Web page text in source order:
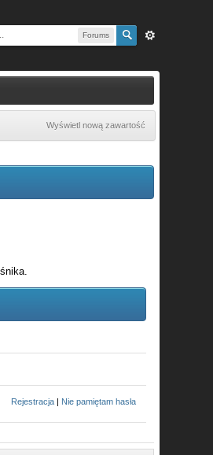
Forums
Wyświetl nową zawartość
Rejestracja | Nie pamiętam hasła